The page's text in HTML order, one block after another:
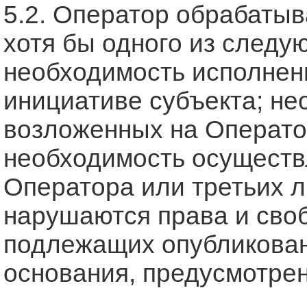
5.2. Оператор
хотя бы одного из
необходимость
инициативе субъекта;
возложенных на
необходимость
Оператора или третьих
нарушаются права и
подлежащих
основания,